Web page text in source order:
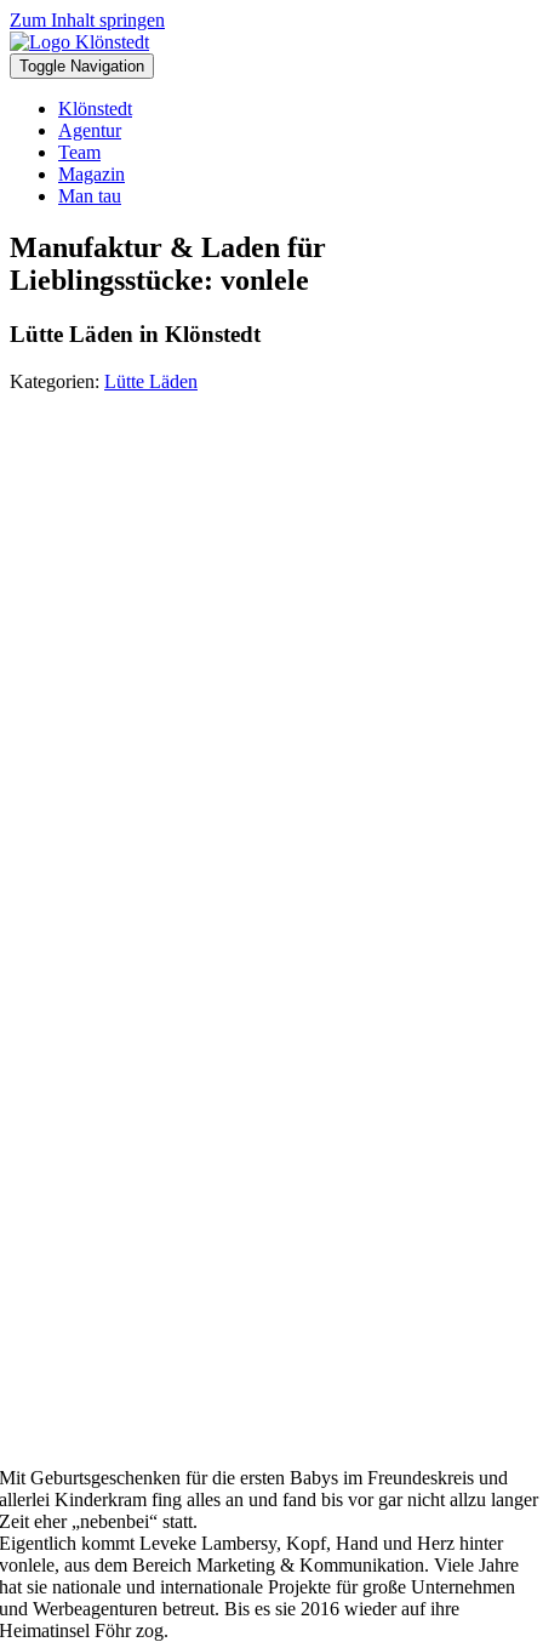
Zum Inhalt springen
Toggle Navigation
Klönstedt
Agentur
Team
Magazin
Man tau
Manufaktur & Laden für
Lieblingsstücke: vonlele
Lütte Läden in Klönstedt
Kategorien: Lütte Läden
Mit Geburtsgeschenken für die ersten Babys im Freundeskreis und
allerlei Kinderkram fing alles an und fand bis vor gar nicht allzu langer
Zeit eher „nebenbei“ statt.
Eigentlich kommt Leveke Lambersy, Kopf, Hand und Herz hinter
vonlele, aus dem Bereich Marketing & Kommunikation. Viele Jahre
hat sie nationale und internationale Projekte für große Unternehmen
und Werbeagenturen betreut. Bis es sie 2016 wieder auf ihre
Heimatinsel Föhr zog.